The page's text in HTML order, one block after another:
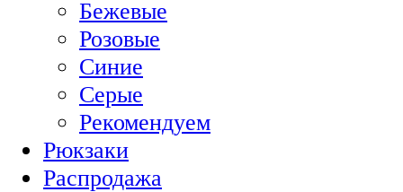
Бежевые
Розовые
Синие
Серые
Рекомендуем
Рюкзаки
Распродажа